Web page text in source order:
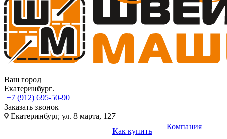
Ваш город
Екатеринбург
+7 (912) 695-50-90
Заказать звонок
Екатеринбург, ул. 8 марта, 127
Как купить
Компания